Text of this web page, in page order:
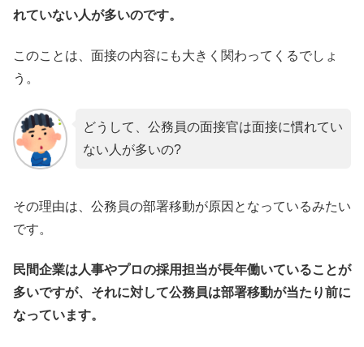
れていない人が多いのです。
このことは、面接の内容にも大きく関わってくるでしょ
う。
どうして、公務員の面接官は面接に慣れてい
ない人が多いの?
その理由は、公務員の部署移動が原因となっているみたい
です。
民間企業は人事やプロの採用担当が長年働いていることが
多いですが、それに対して公務員は部署移動が当たり前に
なっています。